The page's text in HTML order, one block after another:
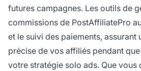
futures campagnes. Les outils de
commissions de PostAffiliatePro
et le suivi des paiements, assurant
précise de vos affiliés pendant
votre stratégie solo ads. Que vous